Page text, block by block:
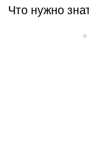
Что нужно